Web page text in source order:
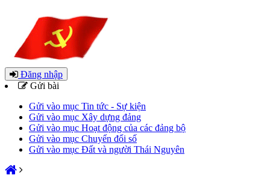
Đăng nhập
Gửi bài
Gửi vào mục Tin tức - Sự kiện
Gửi vào mục Xây dựng đảng
Gửi vào mục Hoạt động của các đảng bộ
Gửi vào mục Chuyển đổi số
Gửi vào mục Đất và người Thái Nguyên